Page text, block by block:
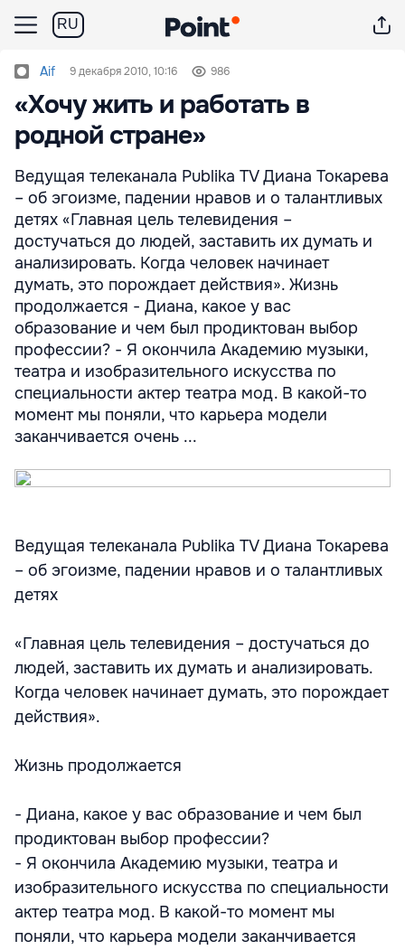
RU
Aif 9 декабря 2010, 10:16 986
«Хочу жить и работать в
родной стране»
Ведущая телеканала Publika TV Диана Токарева
– об эгоизме, падении нравов и о талантливых
детях «Главная цель телевидения –
достучаться до людей, заставить их думать и
анализировать. Когда человек начинает
думать, это порождает действия». Жизнь
продолжается - Диана, какое у вас
образование и чем был продиктован выбор
профессии? - Я окончила Академию музыки,
театра и изобразительного искусства по
специальности актер театра мод. В какой-то
момент мы поняли, что карьера модели
заканчивается очень ...
Ведущая телеканала Publika TV Диана Токарева
– об эгоизме, падении нравов и о талантливых
детях
«Главная цель телевидения – достучаться до
людей, заставить их думать и анализировать.
Когда человек начинает думать, это порождает
действия».
Жизнь продолжается
- Диана, какое у вас образование и чем был
продиктован выбор профессии?
- Я окончила Академию музыки, театра и
изобразительного искусства по специальности
актер театра мод. В какой-то момент мы
поняли, что карьера модели заканчивается